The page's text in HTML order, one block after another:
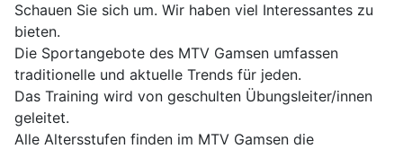
Schauen Sie sich um. Wir haben viel Interessantes zu
bieten.
Die Sportangebote des MTV Gamsen umfassen
traditionelle und aktuelle Trends für jeden.
Das Training wird von geschulten Übungsleiter/innen
geleitet.
Alle Altersstufen finden im MTV Gamsen die